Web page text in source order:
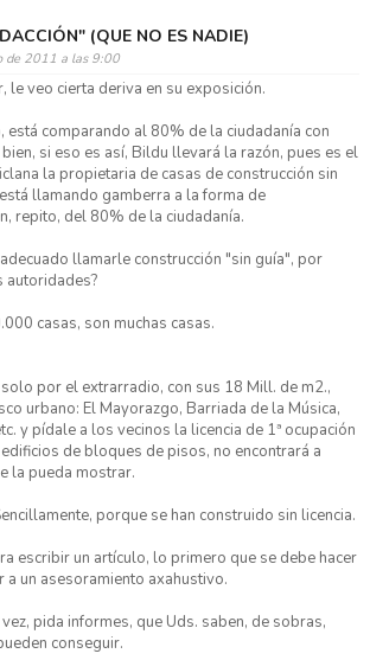
(QUE NO ES NADIE)
de 2011 a las 9:00
le veo cierta deriva en su exposición.
está comparando al 80% de la ciudadanía con
si eso es así, Bildu llevará la razón, pues es el
la propietaria de casas de construcción sin
llamando gamberra a la forma de
repito, del 80% de la ciudadanía.
llamarle construcción "sin guía", por
autoridades?
casas, son muchas casas.
por el extrarradio, con sus 18 Mill. de m2.,
urbano: El Mayorazgo, Barriada de la Música,
y pídale a los vecinos la licencia de 1ª ocupación
de bloques de pisos, no encontrará a
la pueda mostrar.
porque se han construido sin licencia.
escribir un artículo, lo primero que se debe hacer
a un asesoramiento axahustivo.
pida informes, que Uds. saben, de sobras,
conseguir.